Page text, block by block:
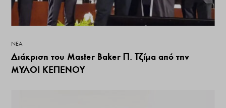
ΝΕΑ
Διάκριση του Master Baker Π. Τζίμα από την
ΜΥΛΟΙ ΚΕΠΕΝΟΥ